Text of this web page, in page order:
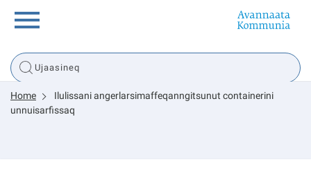
Innuttaasunut
Inuussutissarsiorneq
Home
Ilulissani angerlarsimaffeqanngitsunut containerini
unnuisarfissaq